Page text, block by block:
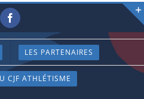
Facebook
LES PARTENAIRES
CJF ATHLÉTISME